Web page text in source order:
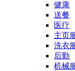
健康
送餐
医疗
主页
洗衣
后勤
机械